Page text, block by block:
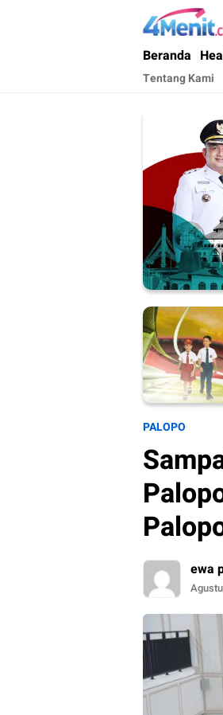
4menit.com
Mengungkap
Beranda
Tentang Kami
PALOPO
ewa